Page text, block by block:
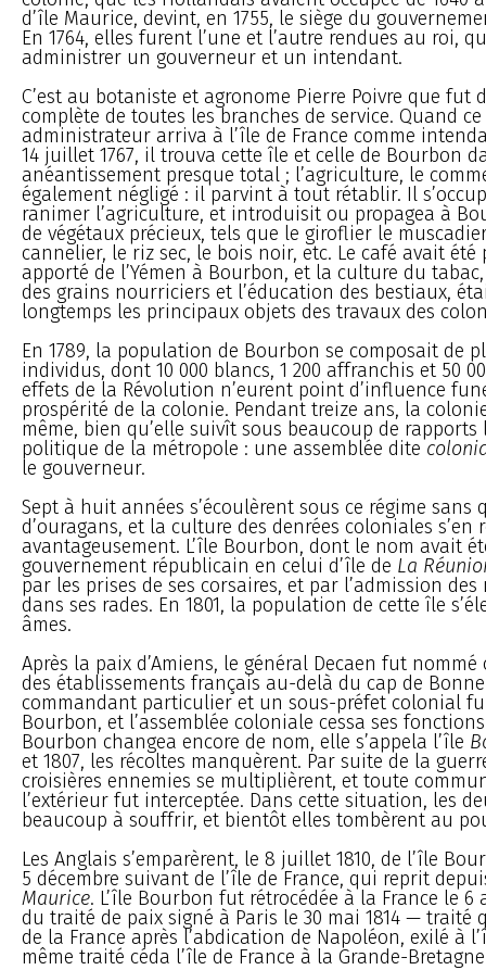
d’île Maurice, devint, en 1755, le siège du
En 1764, elles furent l’une et l’autre rendues au roi,
administrer un gouverneur et un intendant.
C’est au botaniste et agronome Pierre Poivre que fut
complète de toutes les branches de service. Quand
administrateur arriva à l’île de France comme
14 juillet 1767, il trouva cette île et celle de Bourbon
anéantissement presque total ; l’agriculture, le
également négligé : il parvint à tout rétablir. Il
ranimer l’agriculture, et introduisit ou propagea à
de végétaux précieux, tels que le giroflier le
cannelier, le riz sec, le bois noir, etc. Le café avait été
apporté de l’Yémen à Bourbon, et la culture du
des grains nourriciers et l’éducation des bestiaux,
longtemps les principaux objets des travaux des
En 1789, la population de Bourbon se composait de
individus, dont 10 000 blancs, 1 200 affranchis et 50
effets de la Révolution n’eurent point d’influence
prospérité de la colonie. Pendant treize ans, la
même, bien qu’elle suivît sous beaucoup de rapports
politique de la métropole : une assemblée dite
le gouverneur.
Sept à huit années s’écoulèrent sous ce régime sans
d’ouragans, et la culture des denrées coloniales s’en
avantageusement. L’île Bourbon, dont le nom avait
gouvernement républicain en celui d’île de La
par les prises de ses corsaires, et par l’admission
dans ses rades. En 1801, la population de cette île
âmes.
Après la paix d’Amiens, le général Decaen fut
des établissements français au-delà du cap de
commandant particulier et un sous-préfet colonial
Bourbon, et l’assemblée coloniale cessa ses
Bourbon changea encore de nom, elle s’appela l’île
et 1807, les récoltes manquèrent. Par suite de la
croisières ennemies se multiplièrent, et toute
l’extérieur fut interceptée. Dans cette situation, les
beaucoup à souffrir, et bientôt elles tombèrent au
Les Anglais s’emparèrent, le 8 juillet 1810, de l’île
5 décembre suivant de l’île de France, qui reprit
Maurice. L’île Bourbon fut rétrocédée à la France le 6
du traité de paix signé à Paris le 30 mai 1814 — traité
de la France après l’abdication de Napoléon, exilé à
même traité céda l’île de France à la Grande-